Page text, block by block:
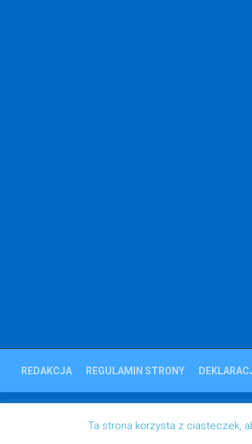
REDAKCJA REGULAMIN STRONY
Ziemia Strzelecka © 2023Ta strona korzysta z ciasteczek,